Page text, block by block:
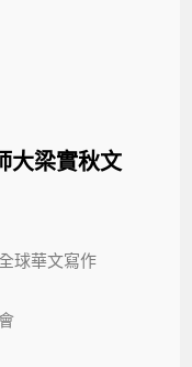
大梁實秋文
球華文寫作